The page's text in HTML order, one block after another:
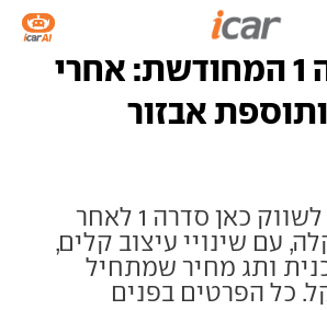
ב.מ.וו סדרה 1 המחודשת: אחרי
אבזור
ב.מ.וו מתחילה לשווק כאן סדרה 1 לאחר
עם שינויי עיצוב קלים,
ותג מחיר שמתחיל